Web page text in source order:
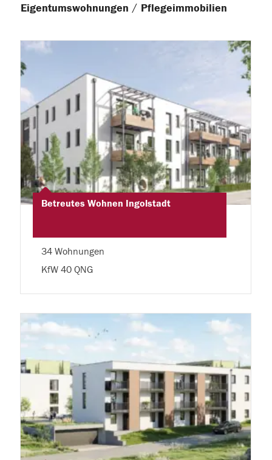
Eigentumswohnungen / Pflegeimmobilien
Betreutes Wohnen Ingolstadt
34 Wohnungen
KfW 40 QNG